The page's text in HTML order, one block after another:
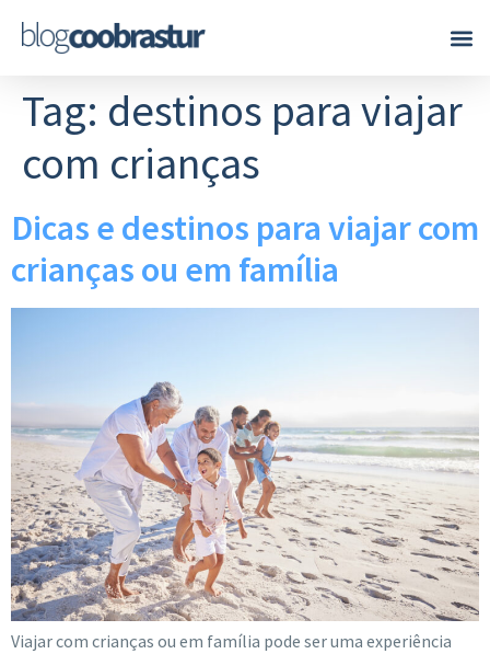
Tag: destinos para viajar
com crianças
Dicas e destinos para viajar com
crianças ou em família
Viajar com crianças ou em família pode ser uma experiência